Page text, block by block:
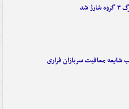
شد
شایعه معافیت سربازان فراری